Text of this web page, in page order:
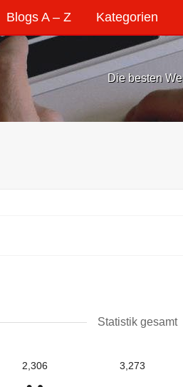
Blogs A – Z Kategorien
Die besten
Statistik gesamt
2,306 3,273